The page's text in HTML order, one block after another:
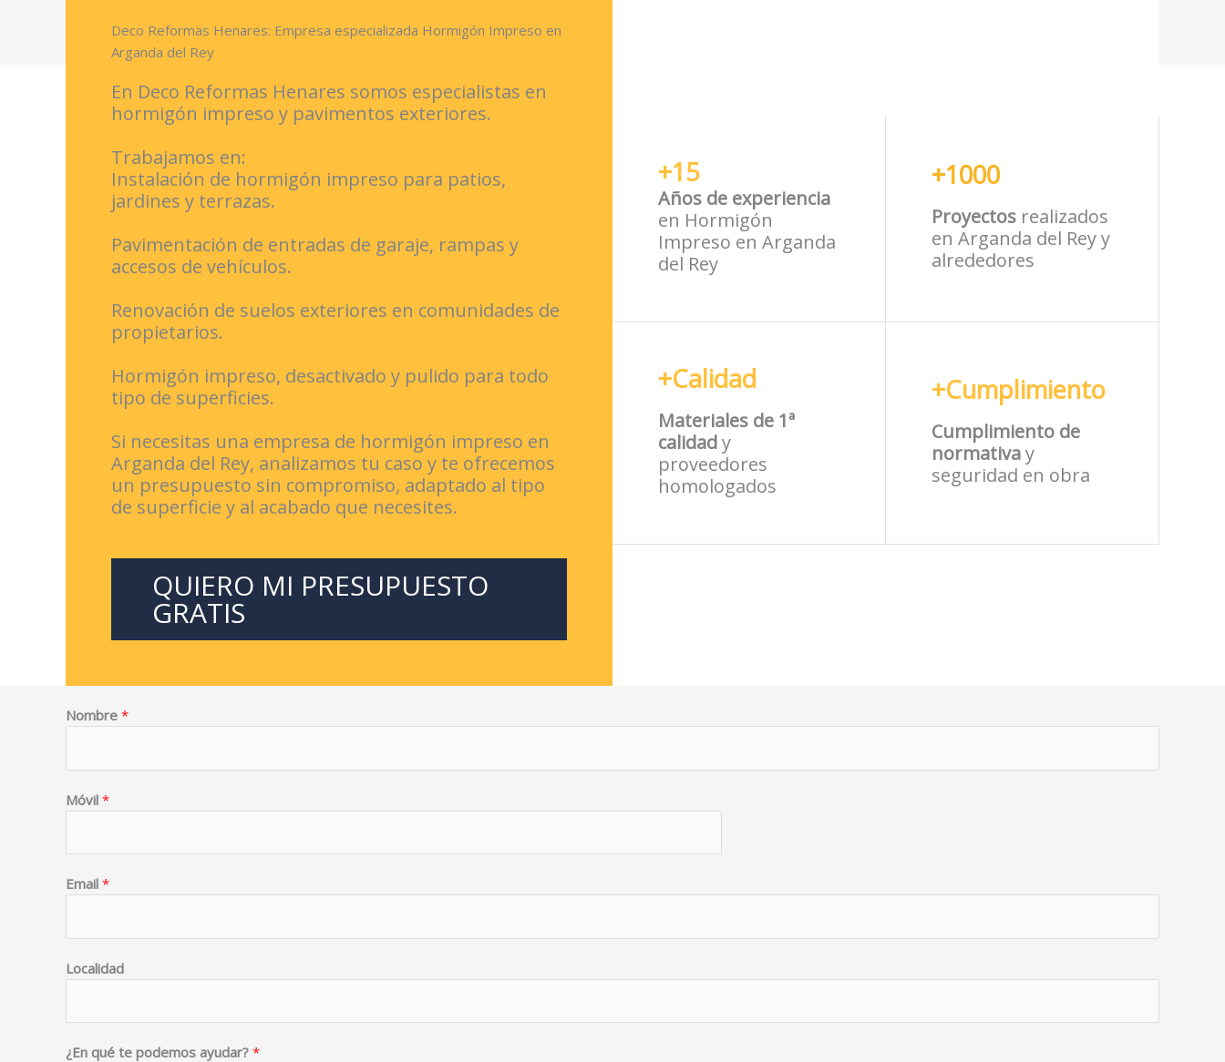
Deco Reformas Henares: Empresa especializada Hormigón Impreso en
Arganda del Rey
En Deco Reformas Henares somos especialistas en
hormigón impreso y pavimentos exteriores.
Trabajamos en:
Instalación de hormigón impreso para patios,
jardines y terrazas.
Pavimentación de entradas de garaje, rampas y
accesos de vehículos.
Renovación de suelos exteriores en comunidades de
propietarios.
Hormigón impreso, desactivado y pulido para todo
tipo de superficies.
Si necesitas una empresa de hormigón impreso en
Arganda del Rey, analizamos tu caso y te ofrecemos
un presupuesto sin compromiso, adaptado al tipo
de superficie y al acabado que necesites.
QUIERO MI PRESUPUESTO
GRATIS
+15
Años de experiencia
en Hormigón
Impreso en Arganda
del Rey
+1000
Proyectos realizados
en Arganda del Rey y
alrededores
+Calidad
Materiales de 1ª
calidady
proveedores
homologados
+Cumplimiento
Cumplimiento de
normativay
seguridad en obra
Nombre *
Móvil *
Email *
Localidad
¿En qué te podemos ayudar? *